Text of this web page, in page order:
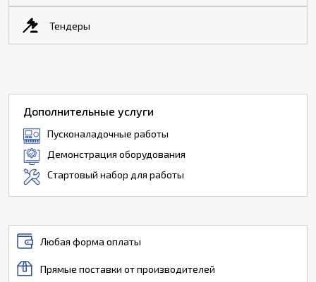
Тендеры
Дополнительные услуги
Пусконаладочные работы
Демонстрация оборудования
Стартовый набор для работы
Любая форма оплаты
Прямые поставки от производителей